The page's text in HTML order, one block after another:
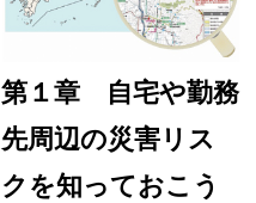
第１章 自宅や勤務
先周辺の災害リス
クを知っておこう